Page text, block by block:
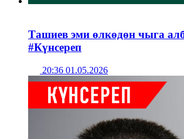
Ташиев эми өлкөдөн чыга
#Күнсереп
20:36 01.05.2026